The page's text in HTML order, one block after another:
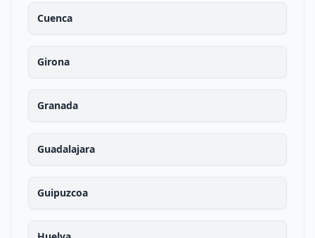
Cuenca
Girona
Granada
Guadalajara
Guipuzcoa